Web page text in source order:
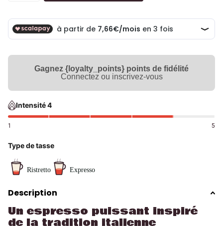
Gagnez {loyalty_points} points de fidélité
Connectez ou inscrivez-vous
Intensité 4
1 5
Type de tasse
Ristretto Expresso
Description
Un espresso puissant inspiré
de la tradition italienne